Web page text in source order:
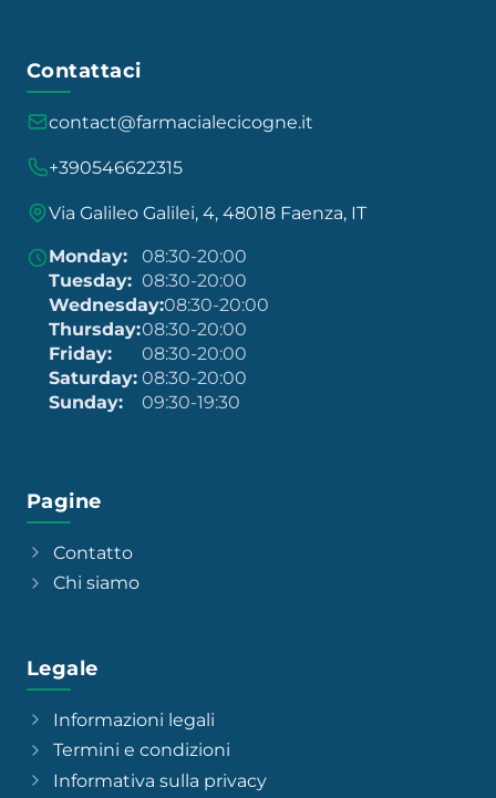
Contattaci
contact@farmacialecicogne.it
+390546622315
Via Galileo Galilei, 4, 48018 Faenza, IT
Monday:
08:30-20:00
Tuesday: 08:30-20:00
Wednesday:08:30-20:00
Thursday:08:30-20:00
Friday:
08:30-20:00
Saturday: 08:30-20:00
Sunday:
09:30-19:30
Pagine
Contatto
Chi siamo
Legale
Informazioni legali
Termini e condizioni
Informativa sulla privacy